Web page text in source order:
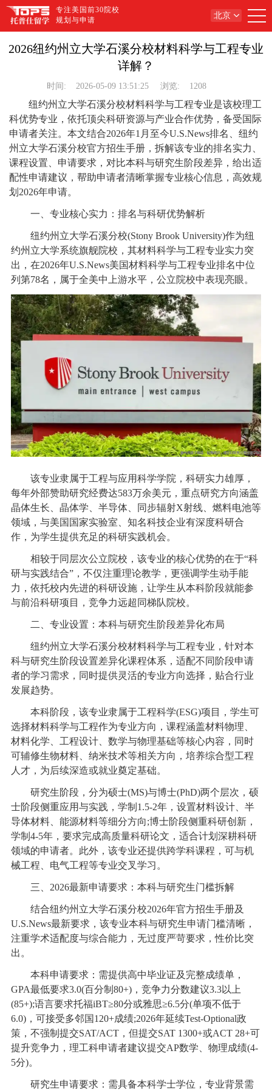
专注美国前30院校
规划与申请
北京
2026纽约州立大学石溪分校材料科学与工程专业
详解？
时间: 2026-05-09 13:51:25 浏览: 1208
纽约州立大学石溪分校材料科学与工程专业是该校理工
科优势专业，依托顶尖科研资源与产业合作优势，备受国际
申请者关注。本文结合2026年1月至今U.S.News排名、纽约
州立大学石溪分校官方招生手册，拆解该专业的排名实力、
课程设置、申请要求，对比本科与研究生阶段差异，给出适
配性申请建议，帮助申请者清晰掌握专业核心信息，高效规
划2026年申请。
一、专业核心实力：排名与科研优势解析
纽约州立大学石溪分校(Stony Brook University)作为纽
约州立大学系统旗舰院校，其材料科学与工程专业实力突
出，在2026年U.S.News美国材料科学与工程专业排名中位
列第78名，属于全美中上游水平，公立院校中表现亮眼。
该专业隶属于工程与应用科学学院，科研实力雄厚，
每年外部赞助研究经费达583万余美元，重点研究方向涵盖
晶体生长、晶体学、半导体、同步辐射X射线、燃料电池等
领域，与美国国家实验室、知名科技企业有深度科研合
作，为学生提供充足的科研实践机会。
相较于同层次公立院校，该专业的核心优势的在于“科
研与实践结合”，不仅注重理论教学，更强调学生动手能
力，依托校内先进的科研设施，让学生从本科阶段就能参
与前沿科研项目，竞争力远超同梯队院校。
二、专业设置：本科与研究生阶段差异化布局
纽约州立大学石溪分校材料科学与工程专业，针对本
科与研究生阶段设置差异化课程体系，适配不同阶段申请
者的学习需求，同时提供灵活的专业方向选择，贴合行业
发展趋势。
本科阶段，该专业隶属于工程科学(ESG)项目，学生可
选择材料科学与工程作为专业方向，课程涵盖材料物理、
材料化学、工程设计、数学与物理基础等核心内容，同时
可辅修生物材料、纳米技术等相关方向，培养综合型工程
人才，为后续深造或就业奠定基础。
研究生阶段，分为硕士(MS)与博士(PhD)两个层次，硕
士阶段侧重应用与实践，学制1.5-2年，设置材料设计、半
导体材料、能源材料等细分方向;博士阶段侧重科研创新，
学制4-5年，要求完成高质量科研论文，适合计划深耕科研
领域的申请者。此外，该专业还提供跨学科课程，可与机
械工程、电气工程等专业交叉学习。
三、2026最新申请要求：本科与研究生门槛拆解
结合纽约州立大学石溪分校2026年官方招生手册及
U.S.News最新要求，该专业本科与研究生申请门槛清晰，
注重学术适配度与综合能力，无过度严苛要求，性价比突
出。
本科申请要求：需提供高中毕业证及完整成绩单，
GPA最低要求3.0(百分制80+)，竞争力分数建议3.3以上
(85+);语言要求托福iBT≥80分或雅思≥6.5分(单项不低于
6.0)，可接受多邻国120+成绩;2026年延续Test-Optional政
策，不强制提交SAT/ACT，但提交SAT 1300+或ACT 28+可
提升竞争力，理工科申请者建议提交AP数学、物理成绩(4-
5分)。
研究生申请要求：需具备本科学士学位，专业背景需